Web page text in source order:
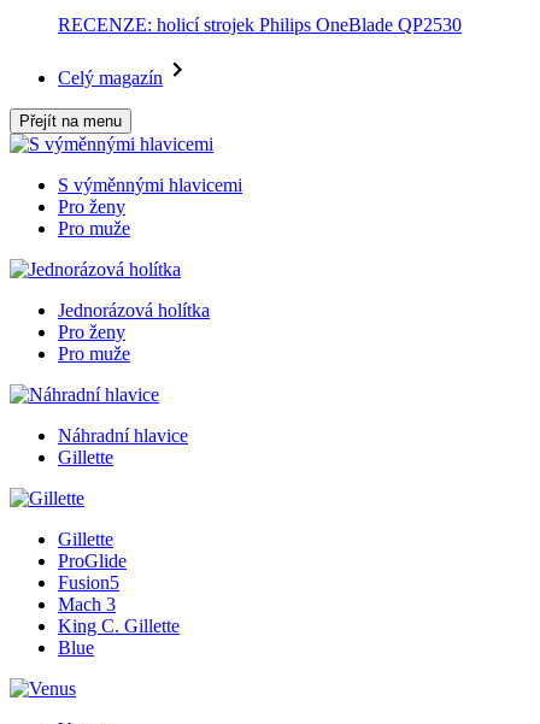
RECENZE: holicí strojek Philips OneBlade QP2530
Celý magazín
Přejít na menu
S výměnnými hlavicemi
Pro ženy
Pro muže
Jednorázová holítka
Pro ženy
Pro muže
Náhradní hlavice
Gillette
Gillette
ProGlide
Fusion5
Mach 3
King C. Gillette
Blue